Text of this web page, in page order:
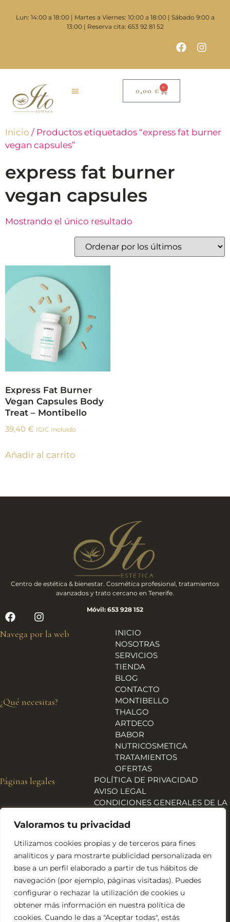
Valoramos tu privacidad
Utilizamos cookies propias y de terceros para fines
analíticos y para mostrarte publicidad personalizada en
base a un perfil elaborado a partir de tus hábitos de
navegación (por ejemplo, páginas visitadas). Puedes
configurar o rechazar la utilización de cookies u
obtener más información en nuestra política de
cookies. Cuando le das a "Aceptar todas", estás
Lun: 14:00 a 18:00 | Martes a Viernes: 10:00 a 18:00 | Sábado 9:00 a
13:00 | Reserva cita: 653 92 81 52
0,00 € 0
Inicio / Productos etiquetados “express fat burner
vegan capsules”
express fat burner
vegan capsules
Mostrando el único resultado
Express Fat Burner
Vegan Capsules Body
Treat – Montibello
39,40 € IGIC Incluido
Añadir al carrito
Centro de estética & bienestar. Cosmética profesional, tratamientos
avanzados y trato cercano en Tenerife.
Móvil: 653 928 152
Navega por la web
INICIO
NOSOTRAS
SERVICIOS
TIENDA
BLOG
CONTACTO
¿Qué necesitas?
MONTIBELLO
THALGO
ARTDECO
BABOR
NUTRICOSMETICA
TRATAMIENTOS
OFERTAS
Páginas legales
POLÍTICA DE PRIVACIDAD
AVISO LEGAL
CONDICIONES GENERALES DE LA
ENVÍOS, DEVOLUCIONES Y
POLÍTICA DE COOKIES
DECLARACIÓN DE
ACCESIBILIDAD
Financiado por la Unión Europea – NextGeneration EU